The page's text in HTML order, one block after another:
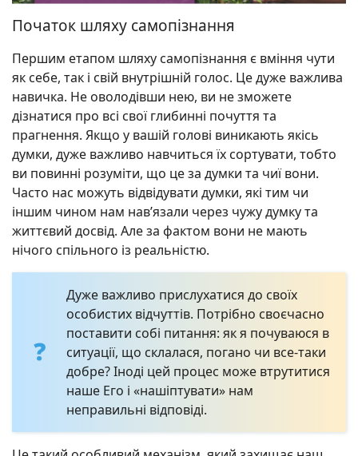
Початок шляху самопізнання
Першим етапом шляху самопізнання є вміння чути
як себе, так і свій внутрішній голос. Це дуже важлива
навичка. Не оволодівши нею, ви не зможете
дізнатися про всі свої глибинні почуття та
прагнення. Якщо у вашій голові виникають якісь
думки, дуже важливо навчиться їх сортувати, тобто
ви повинні розуміти, що це за думки та чиї вони.
Часто нас можуть відвідувати думки, які тим чи
іншим чином нам нав’язали через чужу думку та
життєвий досвід. Але за фактом вони не мають
нічого спільного із реальністю.
Дуже важливо прислухатися до своїх
особистих відчуттів. Потрібно своєчасно
поставити собі питання: як я почуваюся в
ситуації, що склалася, погано чи все-таки
добре? Іноді цей процес може втрутитися
наше Его і «нашіптувати» нам
неправильні відповіді.